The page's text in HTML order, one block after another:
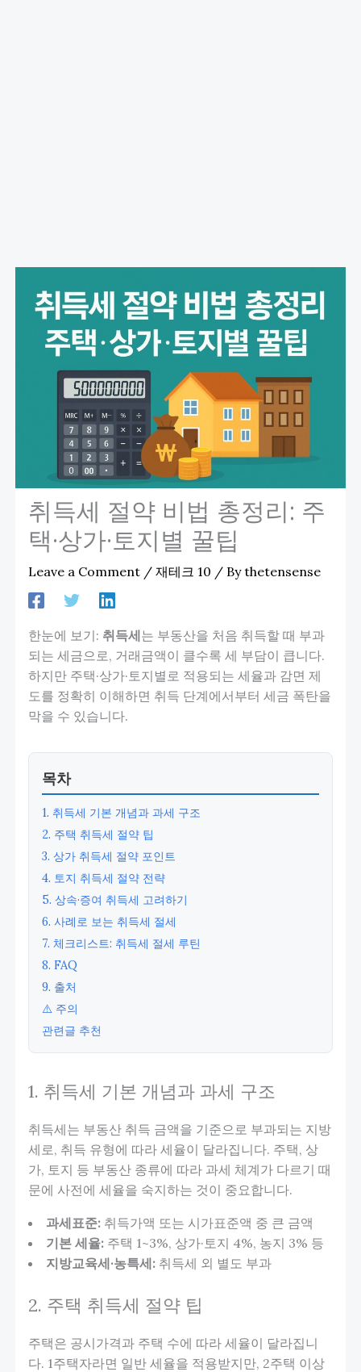
취득세 절약 비법 총정리: 주
택·상가·토지별 꿀팁
Leave a Comment / 재테크 10 / Bythetensense
한눈에 보기: 취득세는 부동산을 처음 취득할 때 부과
되는 세금으로, 거래금액이 클수록 세 부담이 큽니다.
하지만 주택·상가·토지별로 적용되는 세율과 감면 제
도를 정확히 이해하면 취득 단계에서부터 세금 폭탄을
막을 수 있습니다.
목차
1. 취득세 기본 개념과 과세 구조
2. 주택 취득세 절약 팁
3. 상가 취득세 절약 포인트
4. 토지 취득세 절약 전략
5. 상속·증여 취득세 고려하기
6. 사례로 보는 취득세 절세
7. 체크리스트: 취득세 절세 루틴
8. FAQ
9. 출처
⚠️ 주의
관련글 추천
1. 취득세 기본 개념과 과세 구조
취득세는 부동산 취득 금액을 기준으로 부과되는 지방
세로, 취득 유형에 따라 세율이 달라집니다. 주택, 상
가, 토지 등 부동산 종류에 따라 과세 체계가 다르기 때
문에 사전에 세율을 숙지하는 것이 중요합니다.
과세표준:취득가액 또는 시가표준액 중 큰 금액
기본 세율:주택 1~3%, 상가·토지 4%, 농지 3% 등
지방교육세·농특세:취득세 외 별도 부과
2. 주택 취득세 절약 팁
주택은 공시가격과 주택 수에 따라 세율이 달라집니
다. 1주택자라면 일반 세율을 적용받지만, 2주택 이상